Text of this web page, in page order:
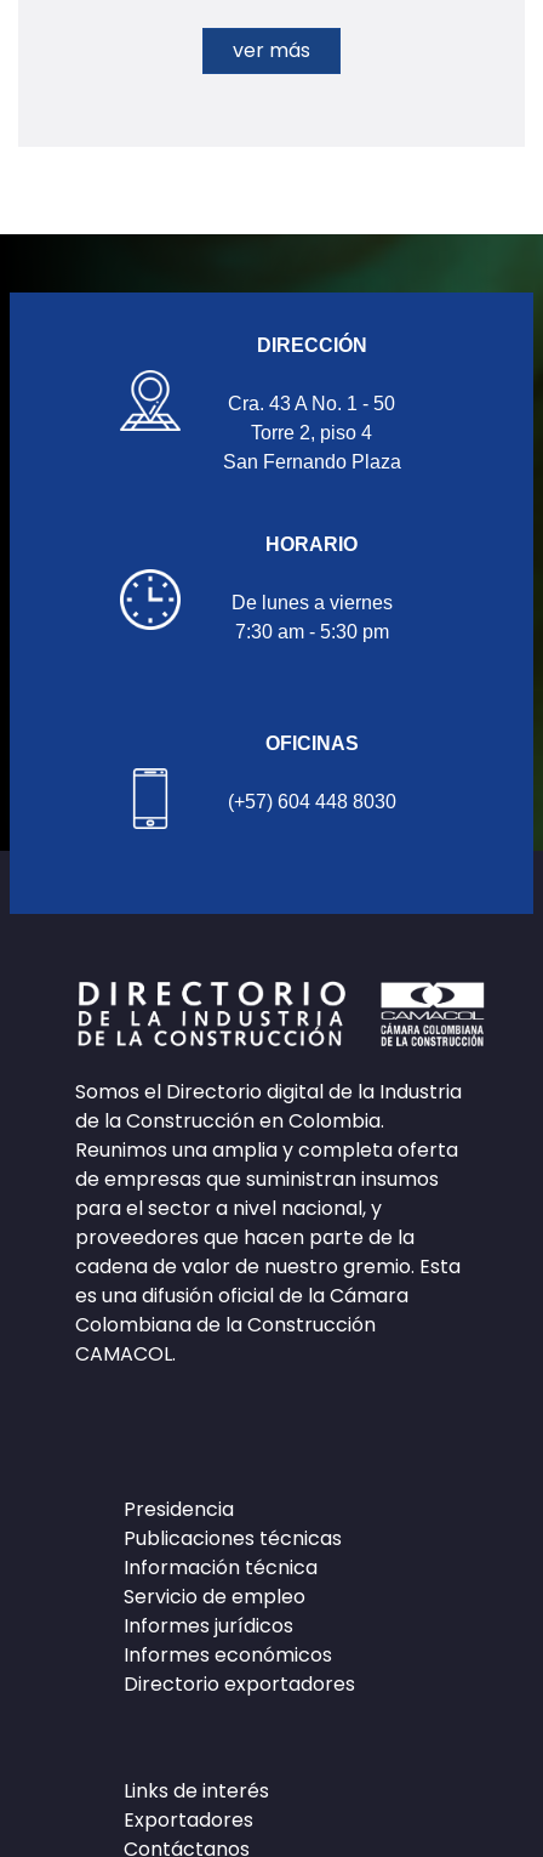
ver más
DIRECCIÓN
Cra. 43 A No. 1 - 50
Torre 2, piso 4
San Fernando Plaza
HORARIO
De lunes a viernes
7:30 am - 5:30 pm
OFICINAS
(+57) 604 448 8030
Somos el Directorio digital de la Industria
de la Construcción en Colombia.
Reunimos una amplia y completa oferta
de empresas que suministran insumos
para el sector a nivel nacional, y
proveedores que hacen parte de la
cadena de valor de nuestro gremio. Esta
es una difusión oficial de la Cámara
Colombiana de la Construcción
CAMACOL.
Presidencia
Publicaciones técnicas
Información técnica
Servicio de empleo
Informes jurídicos
Informes económicos
Directorio exportadores
Links de interés
Exportadores
Contáctanos